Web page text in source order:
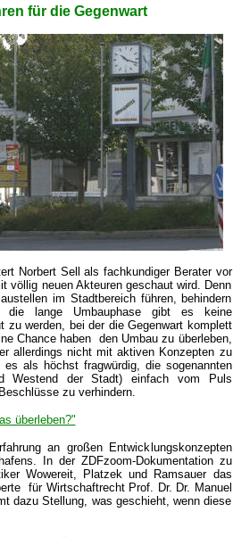
für die Gegenwart
Norbert Sell als fachkundiger Berater vor
völlig neuen Akteuren geschaut wird. Denn
im Stadtbereich führen, behindern
die lange Umbauphase gibt es keine
werden, bei der die Gegenwart komplett
Chance haben den Umbau zu überleben,
allerdings nicht mit aktiven Konzepten zu
als höchst fragwürdig, die sogenannten
Westend der Stadt) einfach vom Puls
zu verhindern.
überleben?"
an großen Entwicklungskonzepten
In der ZDFzoom-Dokumentation zu
Wowereit, Platzek und Ramsauer das
für Wirtschaftrecht Prof. Dr. Dr. Manuel
dazu Stellung, was geschieht, wenn diese